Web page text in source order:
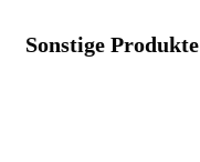
Sonstige Produkte